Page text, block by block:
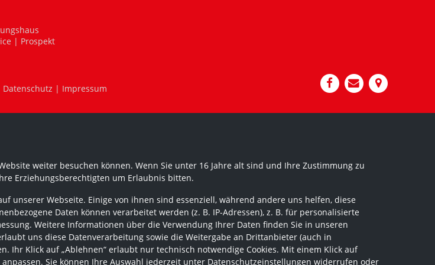
| Prospekt
Datenschutz | Impressum
weiter besuchen können. Wenn Sie unter 16 Jahre alt sind und Ihre Zustimmung zu
Erziehungsberechtigten um Erlaubnis bitten.
unserer Webseite. Einige von ihnen sind essenziell, während andere uns helfen, diese
Daten können verarbeitet werden (z. B. IP-Adressen), z. B. für personalisierte
Weitere Informationen über die Verwendung Ihrer Daten finden Sie in unseren
uns diese Datenverarbeitung sowie die Weitergabe an Drittanbieter (auch in
Ihr Klick auf „Ablehnen“ erlaubt nur technisch notwendige Cookies. Mit einem Klick auf
Sie können Ihre Auswahl jederzeit unter Datenschutzeinstellungen widerrufen oder